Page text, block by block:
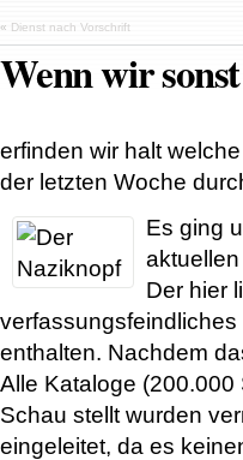
« Dienst nach Vorschrift
Wenn wir
erfinden wir halt
der letzten Woche
Es ging
Der hier
enthalten. Nachdem
Alle Kataloge
Schau stellt wurden
eingeleitet, da es